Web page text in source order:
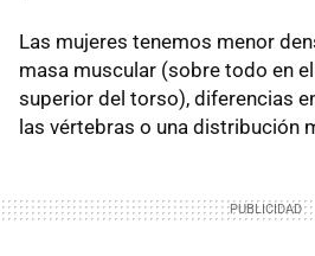
Las mujeres tenemos menor
masa muscular (sobre todo en
superior del torso), diferencias
las vértebras o una distribución